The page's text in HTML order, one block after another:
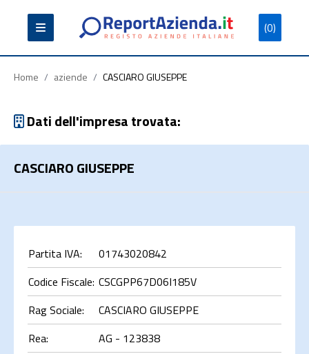
(0)
Partita
Iva
Codice
Fiscale
Ragione
Sociale
Cerca
Home / aziende / CASCIARO GIUSEPPE
Dati dell'impresa trovata:
CASCIARO GIUSEPPE
Partita IVA:
01743020842
Codice Fiscale: CSCGPP67D06I185V
Rag Sociale:
CASCIARO GIUSEPPE
Rea:
AG - 123838